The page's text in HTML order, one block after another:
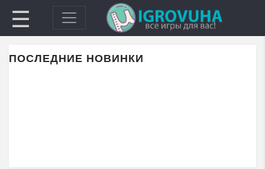
☰
ПОСЛЕДНИЕ НОВИНКИ